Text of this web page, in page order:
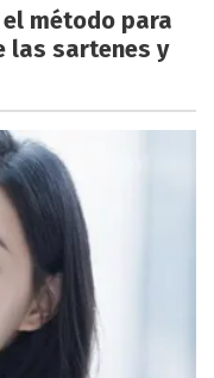
método para
las sartenes y